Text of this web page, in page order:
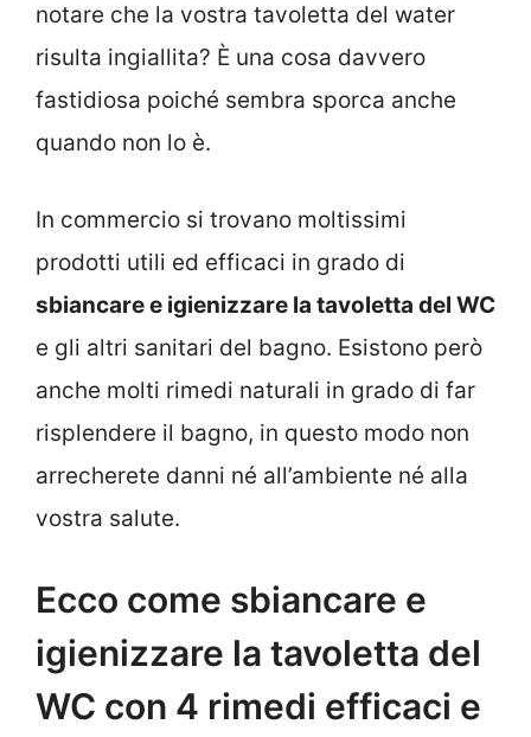
notare che la vostra tavoletta del water
risulta ingiallita? È una cosa davvero
fastidiosa poiché sembra sporca anche
quando non lo è.
In commercio si trovano moltissimi
prodotti utili ed efficaci in grado di
sbiancare e igienizzare la tavoletta del WC
e gli altri sanitari del bagno. Esistono però
anche molti rimedi naturali in grado di far
risplendere il bagno, in questo modo non
arrecherete danni né all’ambiente né alla
vostra salute.
Ecco come sbiancare e
igienizzare la tavoletta del
WC con 4 rimedi efficaci e